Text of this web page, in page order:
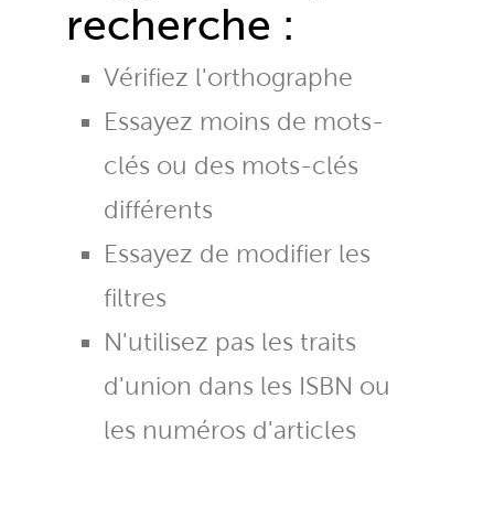
recherche :
Vérifiez l'orthographe
Essayez moins de mots-
clés ou des mots-clés
différents
Essayez de modifier les
filtres
N'utilisez pas les traits
d'union dans les ISBN ou
les numéros d'articles